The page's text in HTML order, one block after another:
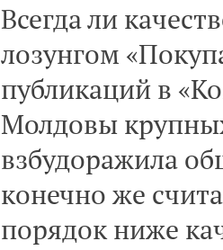
Всегда ли
лозунгом
публикаций в
Молдовы
взбудоражила
конечно же
порядок ниже